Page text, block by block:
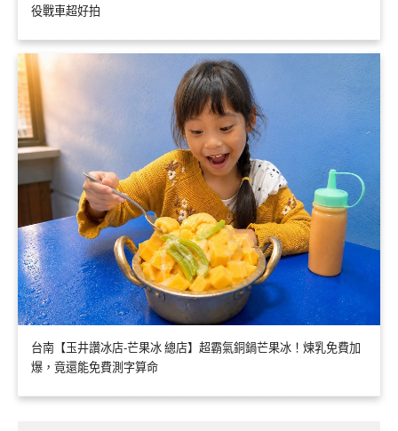
役戰車超好拍
台南【玉井讚冰店-芒果冰 總店】超霸氣銅鍋芒果冰！煉乳免費加
爆，竟還能免費測字算命